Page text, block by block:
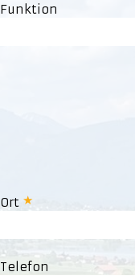
Funktion
Ort
Telefon